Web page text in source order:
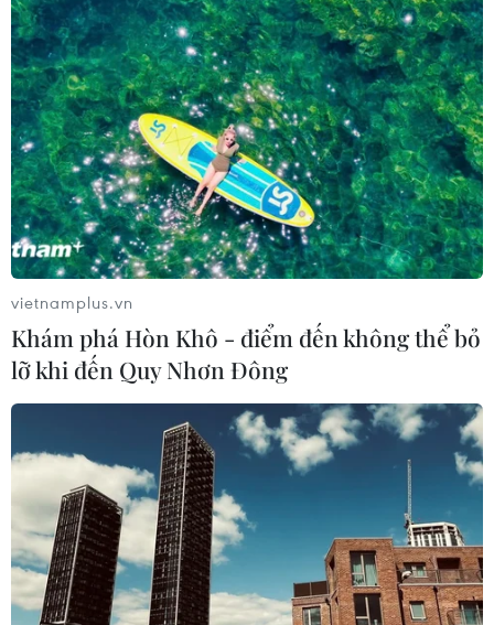
vietnamplus.vn
Khám phá Hòn Khô - điểm đến không thể bỏ
lỡ khi đến Quy Nhơn Đông